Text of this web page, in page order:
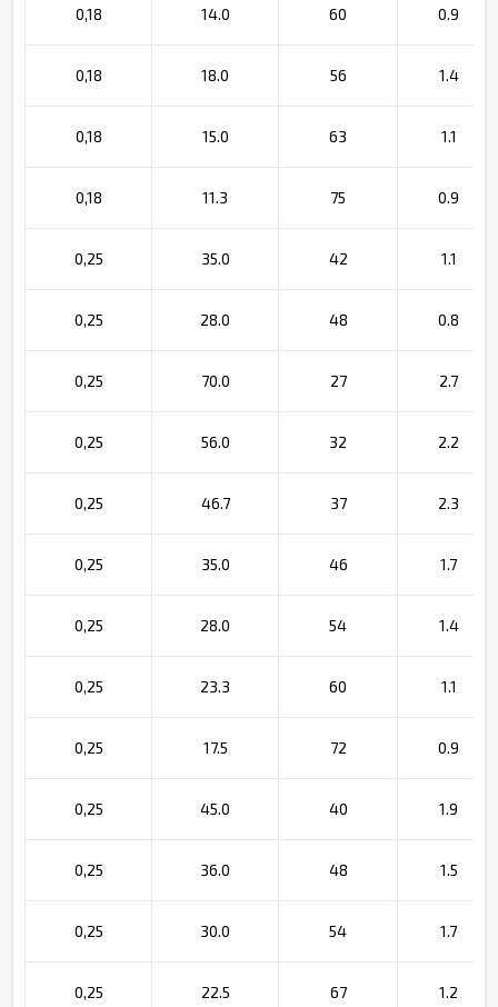
0,18 14.0 60 0.9
0,18 18.0 56 1.4
0,18 15.0 63 1.1
0,18 11.3 75 0.9
0,25 35.0 42 1.1
0,25 28.0 48 0.8
0,25 70.0 27 2.7
0,25 56.0 32 2.2
0,25 46.7 37 2.3
0,25 35.0 46 1.7
0,25 28.0 54 1.4
0,25 23.3 60 1.1
0,25 17.5 72 0.9
0,25 45.0 40 1.9
0,25 36.0 48 1.5
0,25 30.0 54 1.7
0,25 22.5 67 1.2